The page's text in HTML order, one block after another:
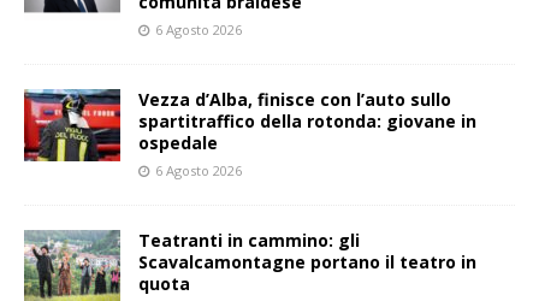
6 Agosto 2026
Vezza d’Alba, finisce con l’auto sullo
spartitraffico della rotonda: giovane in
ospedale
6 Agosto 2026
Teatranti in cammino: gli
Scavalcamontagne portano il teatro in
quota